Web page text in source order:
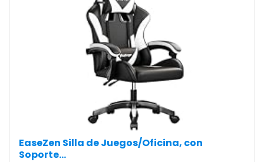
EaseZen Silla de Juegos/Oficina, con
Soporte...